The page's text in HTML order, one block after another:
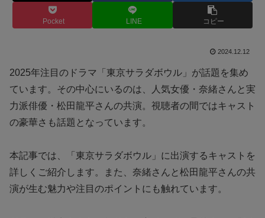
Pocket LINE コピー
2024.12.12
2025年注目のドラマ「東京サラダボウル」が話題を集め
ています。その中心にいるのは、人気女優・奈緒さんと実
力派俳優・松田龍平さんの共演。視聴者の間ではキャスト
の豪華さも話題となっています。
本記事では、「東京サラダボウル」に出演するキャストを
詳しくご紹介します。また、奈緒さんと松田龍平さんの共
演が生む魅力や注目のポイントにも触れています。